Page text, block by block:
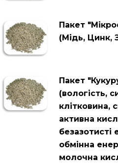
Пакет
(Мідь, Цинк,
Пакет
(вологість,
клітковина,
активна
безазотисті
обмінна
молочна